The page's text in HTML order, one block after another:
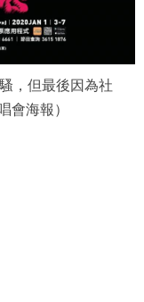
，但最後因為社
會海報）